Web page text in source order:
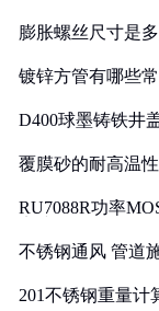
膨胀螺丝尺寸是
镀锌方管有哪些
D400球墨铸铁井
覆膜砂的耐高温
RU7088R功率
不锈钢通风 管道
201不锈钢重量计